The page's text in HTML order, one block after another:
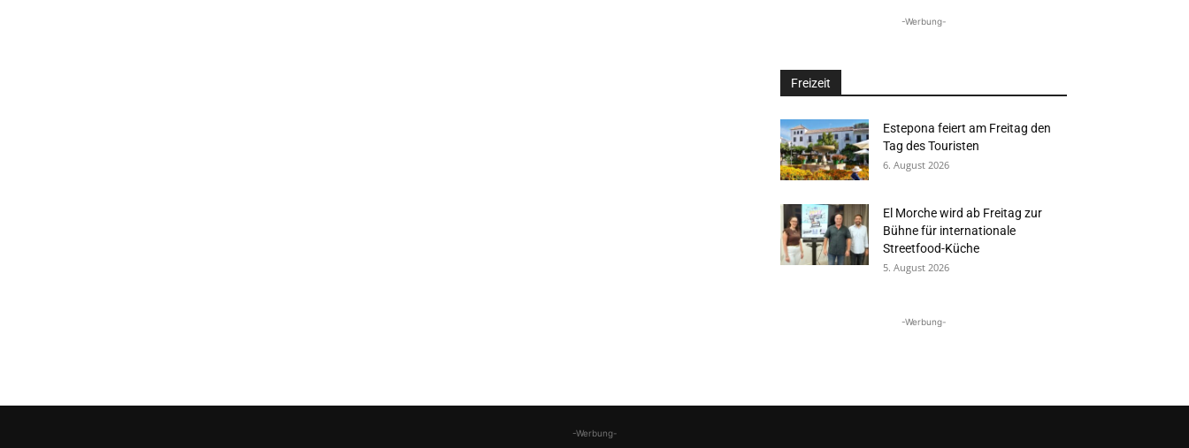
-Werbung-
Freizeit
Estepona feiert am Freitag den
Tag des Touristen
6. August 2026
El Morche wird ab Freitag zur
Bühne für internationale
Streetfood-Küche
5. August 2026
-Werbung-
-Werbung-